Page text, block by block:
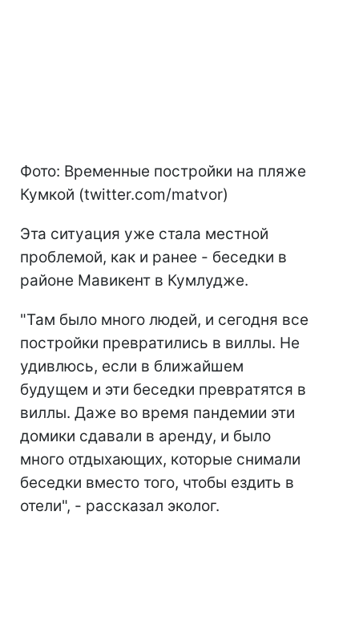
Фото: Временные постройки на пляже
Кумкой (twitter.com/matvor)
Эта ситуация уже стала местной
проблемой, как и ранее - беседки в
районе Мавикент в Кумлудже.
"Там было много людей, и сегодня все
постройки превратились в виллы. Не
удивлюсь, если в ближайшем
будущем и эти беседки превратятся в
виллы. Даже во время пандемии эти
домики сдавали в аренду, и было
много отдыхающих, которые снимали
беседки вместо того, чтобы ездить в
отели", - рассказал эколог.